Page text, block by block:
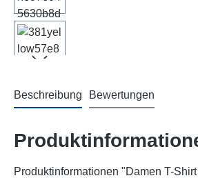
Beschreibung Bewertungen
Produktinformationen "Damen T-